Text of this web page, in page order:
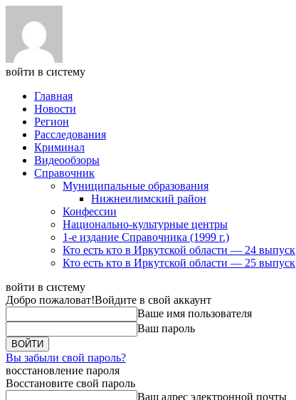
войти в систему
Главная
Новости
Регион
Расследования
Криминал
Видеообзоры
Справочник
Муниципальные образования
Нижнеилимский район
Конфессии
Национально-культурные центры
1-е издание Справочника (1999 г.)
Кто есть кто в Иркутской области — 24 выпуск
Кто есть кто в Иркутской области — 25 выпуск
войти в систему
Добро пожаловат!Войдите в свой аккаунт
Ваше имя пользователя
Ваш пароль
Вы забыли свой пароль?
восстановление пароля
Восстановите свой пароль
Ваш адрес электронной почты